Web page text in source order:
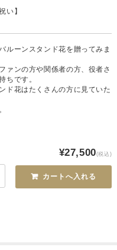
い】
ルーンスタンド花を贈ってみま
ァンの方や関係者の方、役者さ
ちです。
ド花はたくさんの方に見ていた
¥27,500(税込)